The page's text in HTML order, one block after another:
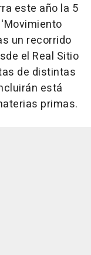
este año la 5
un recorrido
el Real Sitio
de distintas
está
primas.